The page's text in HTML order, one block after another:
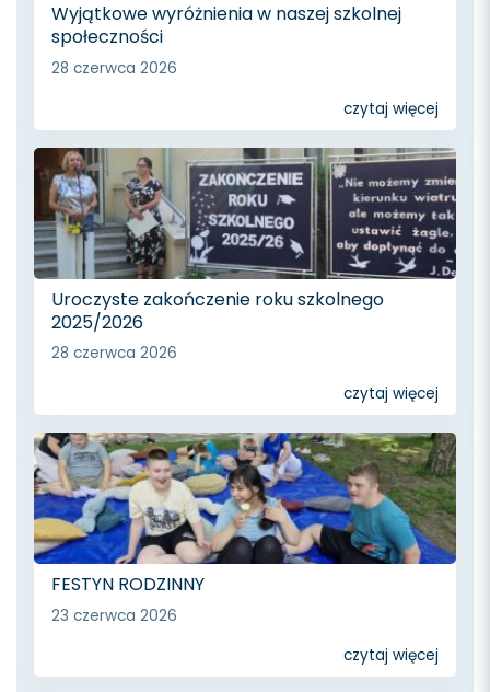
Wyjątkowe wyróżnienia w naszej szkolnej
społeczności
28 czerwca 2026
czytaj więcej
Uroczyste zakończenie roku szkolnego
2025/2026
28 czerwca 2026
czytaj więcej
FESTYN RODZINNY
23 czerwca 2026
czytaj więcej